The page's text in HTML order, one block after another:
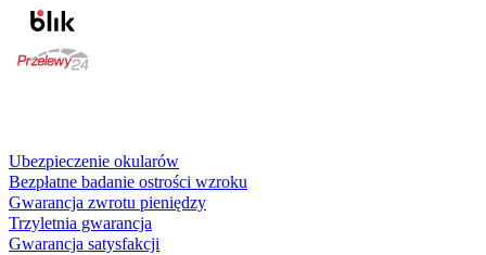
Ubezpieczenie okularów
Bezpłatne badanie ostrości wzroku
Gwarancja zwrotu pieniędzy
Trzyletnia gwarancja
Gwarancja satysfakcji